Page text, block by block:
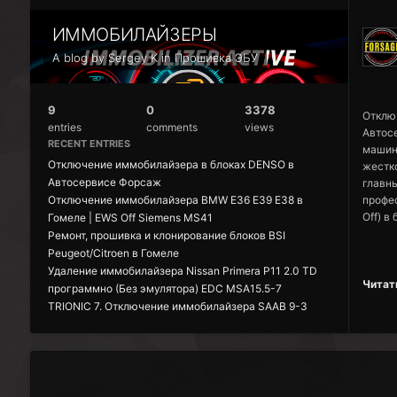
углы
##
*
*
##
Вся
*
*
что
*
ИММОБИЛАЙЗЕРЫ
A blog by Sergey K in Прошивка ЭБУ
9
entries
0
comments
3378
views
RECENT ENTRIES
Отключение иммобилайзера в блоках DENSO в
Автосервисе Форсаж
Отключение иммобилайзера BMW E36 E39 E38 в
Гомеле | EWS Off Siemens MS41
Ремонт, прошивка и клонирование блоков BSI
Peugeot/Citroen в Гомеле
Удаление иммобилайзера Nissan Primera P11 2.0 TD
программно (Без эмулятора) EDC MSA15.5-7
TRIONIC 7. Отключение иммобилайзера SAAB 9-3
Off) в